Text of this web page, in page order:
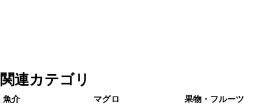
関連カテゴリ
魚介 マグロ 果物・フルーツ